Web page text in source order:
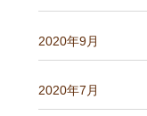
2020年9月
2020年7月